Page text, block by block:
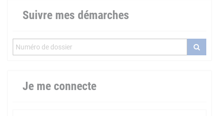
Suivre mes démarches
Je me connecte